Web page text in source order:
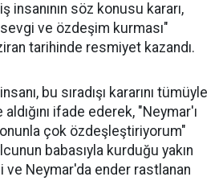
insanının söz konusu kararı,
ve özdeşim kurması"
tarihinde resmiyet kazandı.
bu sıradışı kararını tümüyle
ifade ederek, "Neymar'ı
çok özdeşleştiriyorum"
babasıyla kurduğu yakın
Neymar'da ender rastlanan